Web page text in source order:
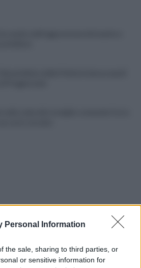
Personal Information
the sale, sharing to third parties, or
or sensitive information for
del Sud: il Pil cresce dell’1,5%